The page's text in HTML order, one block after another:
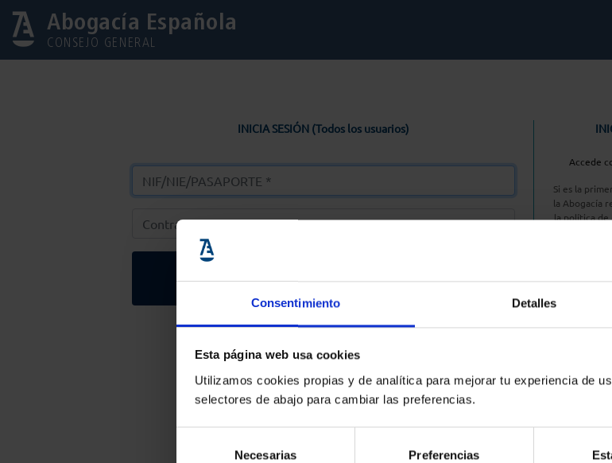
Consentimiento Detalles
Esta página web usa cookies
Utilizamos cookies propias y de analítica para mejorar tu experiencia de
selectores de abajo para cambiar las preferencias.
Necesarias Preferencias
Abogacía Española
CONSEJO GENERAL
INICIA SESIÓN (Todos los usuarios)
Entrar
Solicitar Contraseña
Accede
Si es la
la Abogacía
la política de
¿No tienes cuenta?